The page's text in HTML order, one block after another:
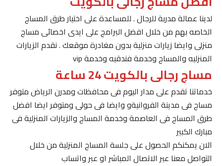
لدينا عمالة مدربة للرجال . للمساعدة على اختيار طرق المساج
الخاصه بهم من خلال افضل البرامج على ايدى اخصائى مساج
منزلى وايضا زيارات منزلية بدون مغادرة موقعك . نقدم الزيارات
المنزليه والمساج وخدمة فندقيه وخدمة vip
مساج رجالى بالكويت 24 ساعة
خدماتنا تقدم على مدار اليوم فى محافظات ومدرن الرياض متوفر
مساج فى مدينة الفروانيةو وايضا فى حولى ومتوفر ايضا افضل
طرق المساج فى العاصمة وخدمة المساج والزيارات المنزلية فى
مبارك الكبير
الان يمكنكم الحصول على جلسة المساج المنزلية من خلال
التواصل معنا عبر الاتصال المباشر او عبر واتساب